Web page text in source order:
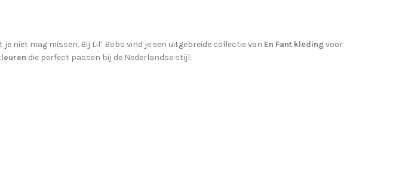
je niet mag missen. Bij Lil’ Bobs vind je een uitgebreide collectie van En Fant kledingvoor
die perfect passen bij de Nederlandse stijl.